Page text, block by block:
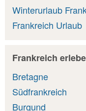
Winterurlaub
Frankreich Urlaub
Frankreich
Bretagne
Südfrankreich
Burgund